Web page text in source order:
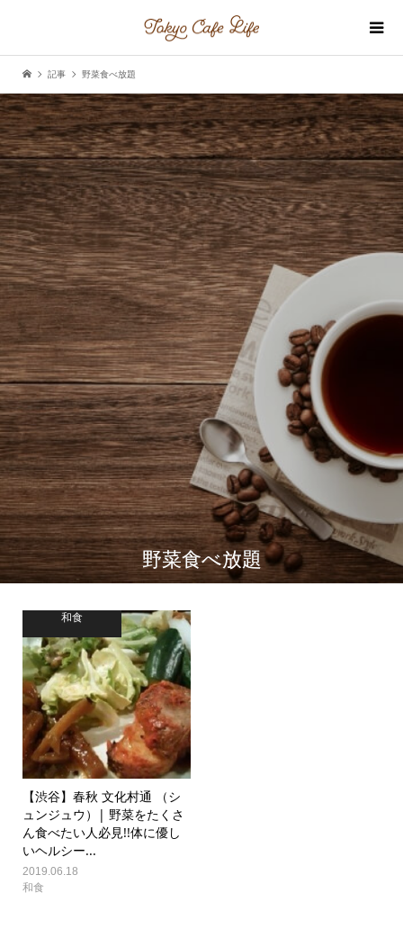
記事 野菜食べ放題
野菜食べ放題
和食
【渋谷】春秋 文化村通 （シ
ュンジュウ）| 野菜をたくさ
ん食べたい人必見!!体に優し
いヘルシー...
2019.06.18
和食